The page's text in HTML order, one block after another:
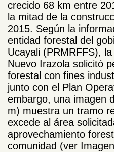
crecido 68 km entre
la mitad de la
2015. Según la
entidad forestal del
Ucayali (PRMRFFS),
Nuevo Irazola solicitó
forestal con fines
junto con el Plan
embargo, una imagen
m) muestra un tramo
excede al área
aprovechamiento
comunidad (ver